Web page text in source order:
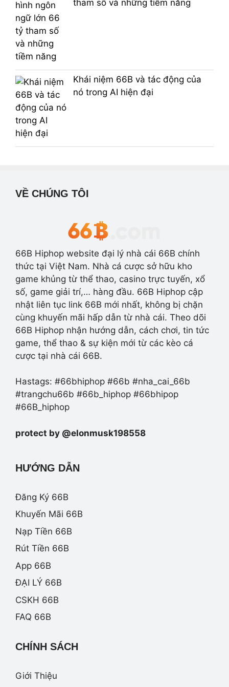
tham số và những tiềm năng
Khái niệm 66B và tác động của
nó trong AI hiện đại
VỀ CHÚNG TÔI
66B Hiphop website đại lý nhà cái 66B chính
thức tại Việt Nam. Nhà cá cược sở hữu kho
game khủng từ thể thao, casino trực tuyến, xổ
số, game giải trí,… hàng đầu. 66B Hiphop cập
nhật liên tục link 66B mới nhất, không bị chặn
cùng khuyến mãi hấp dẫn từ nhà cái. Theo dõi
66B Hiphop nhận hướng dẫn, cách chơi, tin tức
game, thể thao & sự kiện mới từ các kèo cá
cược tại nhà cái 66B.
Hastags: #66bhiphop #66b #nha_cai_66b
#trangchu66b #66b_hiphop #66bhipop
#66B_hiphop
protect by @elonmusk198558
HƯỚNG DẪN
Đăng Ký 66B
Khuyến Mãi 66B
Nạp Tiền 66B
Rút Tiền 66B
App 66B
ĐẠI LÝ 66B
CSKH 66B
FAQ 66B
CHÍNH SÁCH
Giới Thiệu